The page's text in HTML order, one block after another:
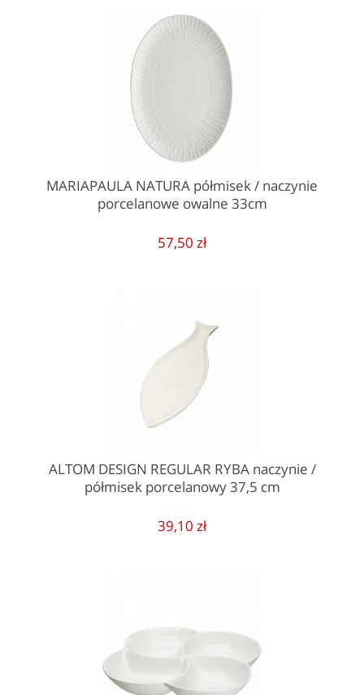
MARIAPAULA NATURA półmisek / naczynie
porcelanowe owalne 33cm
57,50 zł
ALTOM DESIGN REGULAR RYBA naczynie /
półmisek porcelanowy 37,5 cm
39,10 zł